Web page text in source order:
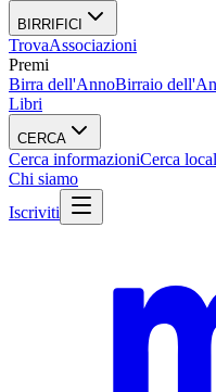
BIRRIFICI
TrovaAssociazioni
Premi
Birra dell'AnnoBirraio
Libri
CERCA
Cerca informazioniCerca
Chi siamo
Iscriviti